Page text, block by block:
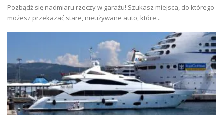
Pozbądź się nadmiaru rzeczy w garażu! Szukasz miejsca, do którego
możesz przekazać stare, nieużywane auto, które...